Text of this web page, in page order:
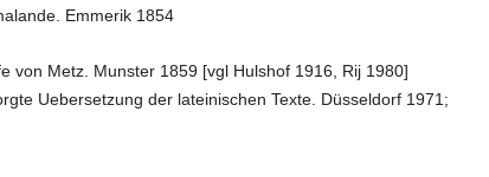
Emmerik 1854
von Metz. Munster 1859 [vgl Hulshof 1916, Rij 1980]
Uebersetzung der lateinischen Texte. Düsseldorf 1971;